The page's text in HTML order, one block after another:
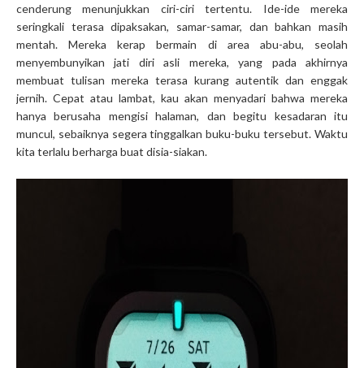
cenderung menunjukkan ciri-ciri tertentu. Ide-ide mereka
seringkali terasa dipaksakan, samar-samar, dan bahkan masih
mentah. Mereka kerap bermain di area abu-abu, seolah
menyembunyikan jati diri asli mereka, yang pada akhirnya
membuat tulisan mereka terasa kurang autentik dan enggak
jernih. Cepat atau lambat, kau akan menyadari bahwa mereka
hanya berusaha mengisi halaman, dan begitu kesadaran itu
muncul, sebaiknya segera tinggalkan buku-buku tersebut. Waktu
kita terlalu berharga buat disia-siakan.